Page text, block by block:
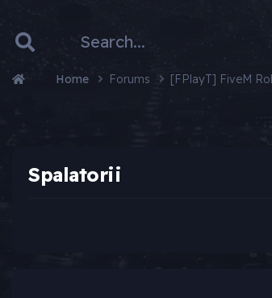
Home Forums [FPlayT] FiveM
Spalatorii